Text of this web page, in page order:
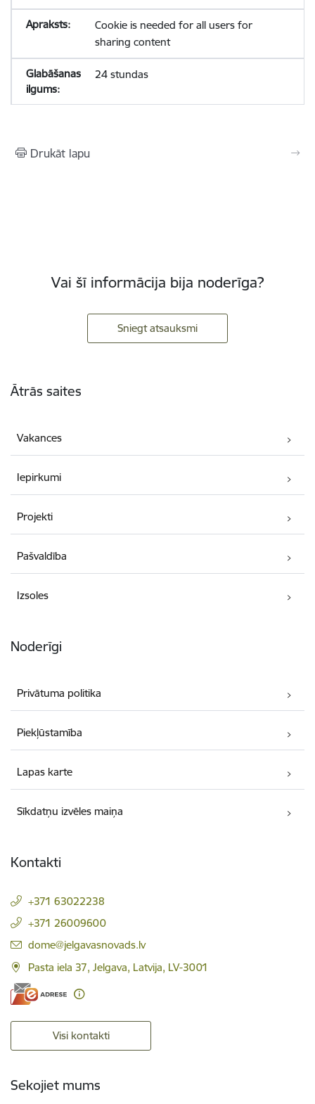
Cookie is needed for all users for
sharing content
24 stundas
Drukāt lapu
Vai šī informācija bija noderīga?
Sniegt atsauksmi
Ātrās saites
Vakances
Iepirkumi
Projekti
Pašvaldība
Izsoles
Noderīgi
Privātuma politika
Piekļūstamība
Lapas karte
Sīkdatņu izvēles maiņa
Kontakti
+371 63022238
+371 26009600
E-pasts:
dome@jelgavasnovads.lv
Pasta iela 37, Jelgava, Latvija, LV-3001
Visi kontakti
Sekojiet mums